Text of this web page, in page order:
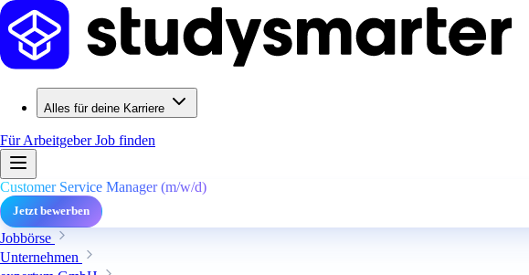
Alles für deine Karriere
Für ArbeitgeberJob finden
Customer Service Manager (m/w/d)
Jetzt bewerben
Jobbörse
Unternehmen